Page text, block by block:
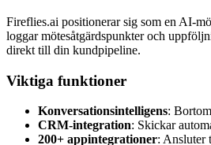
Fireflies.ai positionerar sig som en AI-
loggar mötesåtgärdspunkter och
direkt till din kundpipeline.
Viktiga funktioner
Konversationsintelligens:
CRM-integration: Skickar
200+ appintegrationer: Ansluter